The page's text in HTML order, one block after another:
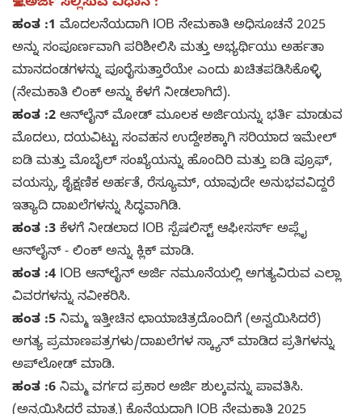
💻ಅರ್ಜಿ ಸಲ್ಲಿಸುವ ವಿಧಾನ :
ಹಂತ :1 ಮೊದಲನೆಯದಾಗಿ IOB ನೇಮಕಾತಿ ಅಧಿಸೂಚನೆ 2025
ಅನ್ನು ಸಂಪೂರ್ಣವಾಗಿ ಪರಿಶೀಲಿಸಿ ಮತ್ತು ಅಭ್ಯರ್ಥಿಯು ಅರ್ಹತಾ
ಮಾನದಂಡಗಳನ್ನು ಪೂರೈಸುತ್ತಾರೆಯೇ ಎಂದು ಖಚಿತಪಡಿಸಿಕೊಳ್ಳಿ
(ನೇಮಕಾತಿ ಲಿಂಕ್ ಅನ್ನು ಕೆಳಗೆ ನೀಡಲಾಗಿದೆ).
ಹಂತ :2 ಆನ್‌ಲೈನ್ ಮೋಡ್ ಮೂಲಕ ಅರ್ಜಿಯನ್ನು ಭರ್ತಿ ಮಾಡುವ
ಮೊದಲು, ದಯವಿಟ್ಟು ಸಂವಹನ ಉದ್ದೇಶಕ್ಕಾಗಿ ಸರಿಯಾದ ಇಮೇಲ್
ಐಡಿ ಮತ್ತು ಮೊಬೈಲ್ ಸಂಖ್ಯೆಯನ್ನು ಹೊಂದಿರಿ ಮತ್ತು ಐಡಿ ಪ್ರೂಫ್,
ವಯಸ್ಸು, ಶೈಕ್ಷಣಿಕ ಅರ್ಹತೆ, ರೆಸ್ಯೂಮ್, ಯಾವುದೇ ಅನುಭವವಿದ್ದರೆ
ಇತ್ಯಾದಿ ದಾಖಲೆಗಳನ್ನು ಸಿದ್ಧವಾಗಿಡಿ.
ಹಂತ :3 ಕೆಳಗೆ ನೀಡಲಾದ IOB ಸ್ಪೆಷಲಿಸ್ಟ್ ಆಫೀಸರ್ಸ್ ಅಪ್ಲೈ
ಆನ್‌ಲೈನ್ - ಲಿಂಕ್ ಅನ್ನು ಕ್ಲಿಕ್ ಮಾಡಿ.
ಹಂತ :4 IOB ಆನ್‌ಲೈನ್ ಅರ್ಜಿ ನಮೂನೆಯಲ್ಲಿ ಅಗತ್ಯವಿರುವ ಎಲ್ಲಾ
ವಿವರಗಳನ್ನು ನವೀಕರಿಸಿ.
ಹಂತ :5 ನಿಮ್ಮ ಇತ್ತೀಚಿನ ಛಾಯಾಚಿತ್ರದೊಂದಿಗೆ (ಅನ್ವಯಿಸಿದರೆ)
ಅಗತ್ಯ ಪ್ರಮಾಣಪತ್ರಗಳು/ದಾಖಲೆಗಳ ಸ್ಕ್ಯಾನ್ ಮಾಡಿದ ಪ್ರತಿಗಳನ್ನು
ಅಪ್‌ಲೋಡ್ ಮಾಡಿ.
ಹಂತ :6 ನಿಮ್ಮ ವರ್ಗದ ಪ್ರಕಾರ ಅರ್ಜಿ ಶುಲ್ಕವನ್ನು ಪಾವತಿಸಿ.